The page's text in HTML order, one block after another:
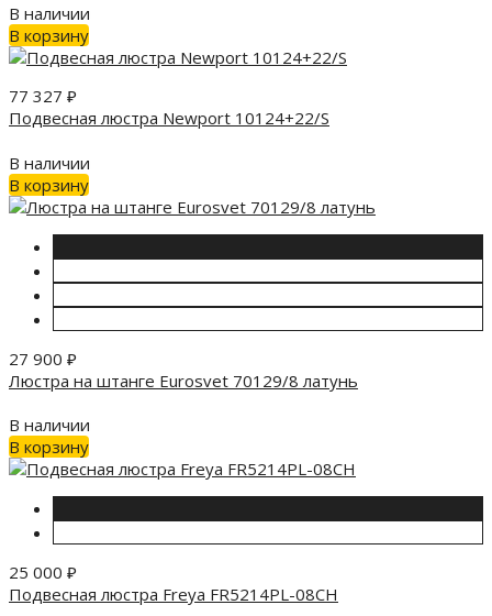
В наличии
В корзину
77 327 ₽
Подвесная люстра Newport 10124+22/S
В наличии
В корзину
27 900 ₽
Люстра на штанге Eurosvet 70129/8 латунь
В наличии
В корзину
25 000 ₽
Подвесная люстра Freya FR5214PL-08CH